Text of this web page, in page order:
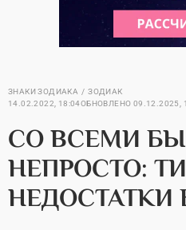
ЗНАКИ ЗОДИАКА
ЗОДИАК
14.02.2022, 18:04ОБНОВЛЕНО 09.12.2025,
СО ВСЕМИ
НЕПРОСТО:
НЕДОСТАТКИ